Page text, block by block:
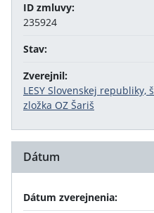
ID zmluvy:
235924
Stav:
Zverejnil:
LESY Slovenskej
zložka OZ Šariš
Dátum
Dátum zverejnenia: